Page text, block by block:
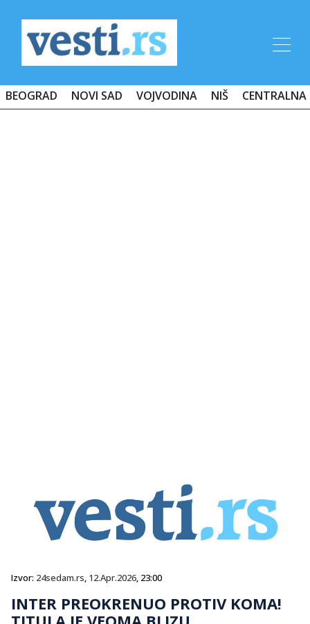
BEOGRAD NOVI SAD VOJVODINA NIŠ CENTRALNA
Izvor: 24sedam.rs, 12.Apr.2026, 23:00
INTER PREOKRENUO PROTIV KOMA!